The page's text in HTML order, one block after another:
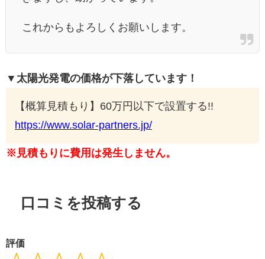
これからもよろしくお願いします。
▼太陽光発電の価格が下落しています！
【概算見積もり】60万円以下で設置する!!
https://www.solar-partners.jp/
※見積もりに費用は発生しません。
口コミを投稿する
評価